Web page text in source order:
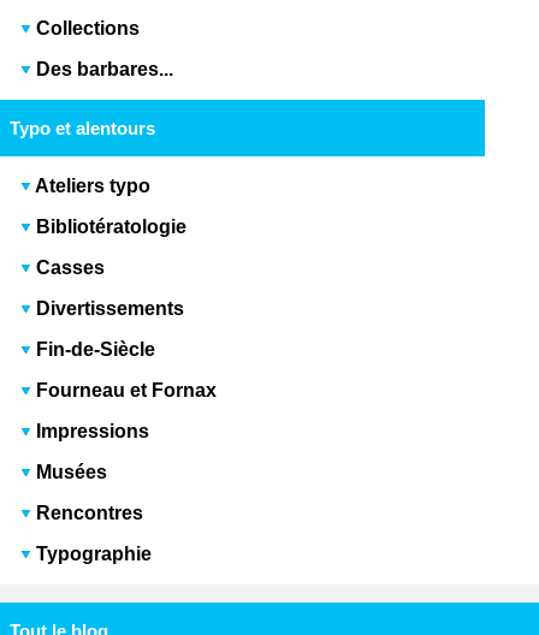
Collections
Des barbares...
Typo et alentours
Ateliers typo
Bibliotératologie
Casses
Divertissements
Fin-de-Siècle
Fourneau et Fornax
Impressions
Musées
Rencontres
Typographie
Tout le blog